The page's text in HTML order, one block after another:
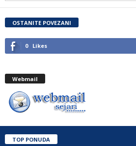
OSTANITE POVEZANI
0 Likes
Webmail
TOP PONUDA